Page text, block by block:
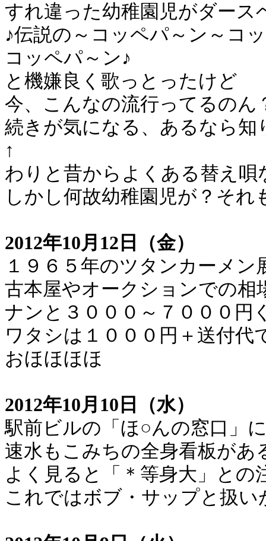
すれ違った幼稚園児がダー
♪伝説の～コッペパ～ン～コ
コッペパ～ン♪
と機嫌良く歌っとったけど
今、こんなの流行ってるのん
続きが気になる、あるなら知
↑
わりと昔からよくある替え唄
しかし何故幼稚園児が？それ
2012年10月12日（金）
１９６５年のツタンカーメン
古本屋やオークションでの相
ナンと３０００～７０００円
ワタシは１０００円＋送付代
おほほほほ
2012年10月10日（水）
駅前ビルの「ほ○んの窓口」
速水もこみちの全身看板があ
よく見ると「＊等身大」との
これではボブ・サップと扱い